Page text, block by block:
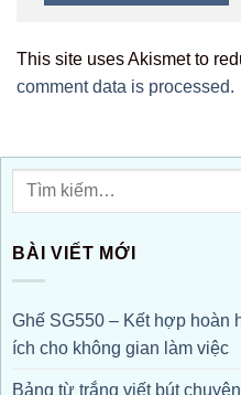
This site uses Akismet to
comment data is processed.
BÀI VIẾT MỚI
Ghế SG550 – Kết hợp hoàn
ích cho không gian làm việc
Bảng từ trắng viết bút